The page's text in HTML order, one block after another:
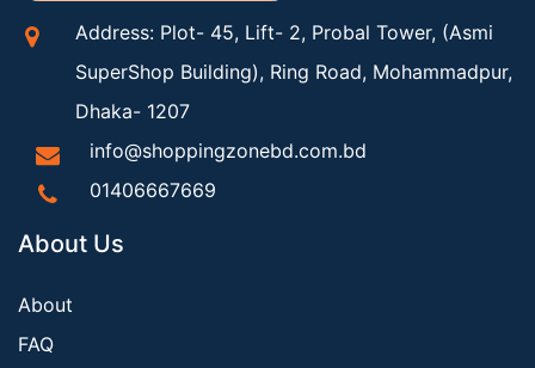
Address: Plot- 45, Lift- 2, Probal Tower, (Asmi
SuperShop Building), Ring Road, Mohammadpur,
Dhaka- 1207
info@shoppingzonebd.com.bd
01406667669
About Us
About
FAQ